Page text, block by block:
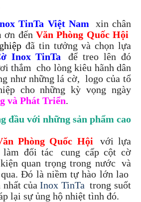
TinTa Việt Nam
xin chân
ơn đến Văn Phòng Quốc Hội
đã tin tưởng và chọn lựa
Inox TinTa
để treo lên đó
thắm cho lòng kiêu hãnh dân
như những lá cờ, logo của tổ
cho những kỳ vọng ngày
và Phát Triển.
đầu với những sản phẩm cao
Phòng Quốc Hội
với lựa
làm đối tác
cung cấp cột cờ
quan trọng trong nước và
Đó là niềm tự hào lớn lao
nhất củaInox TinTa trong suốt
lại sự ủng hộ nhiệt tình đó.